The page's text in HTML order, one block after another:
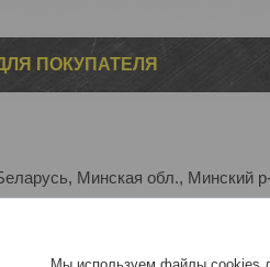
ПОКУПАТЕЛЯ
Минская обл., Минский
Реестре бытовых услуг: